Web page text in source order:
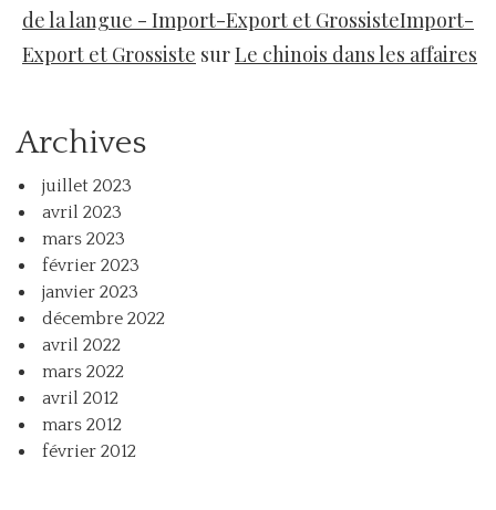
de la langue - Import-Export et GrossisteImport-
Export et Grossiste surLe chinois dans les affaires
Archives
juillet 2023
avril 2023
mars 2023
février 2023
janvier 2023
décembre 2022
avril 2022
mars 2022
avril 2012
mars 2012
février 2012